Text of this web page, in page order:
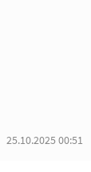
25.10.2025 00:51